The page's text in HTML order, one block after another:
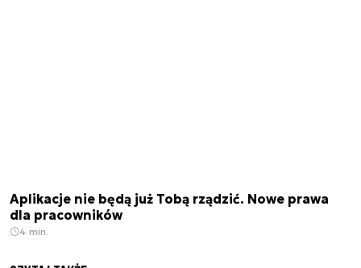
Aplikacje nie będą już Tobą rządzić. Nowe prawa
dla pracowników
4 min.